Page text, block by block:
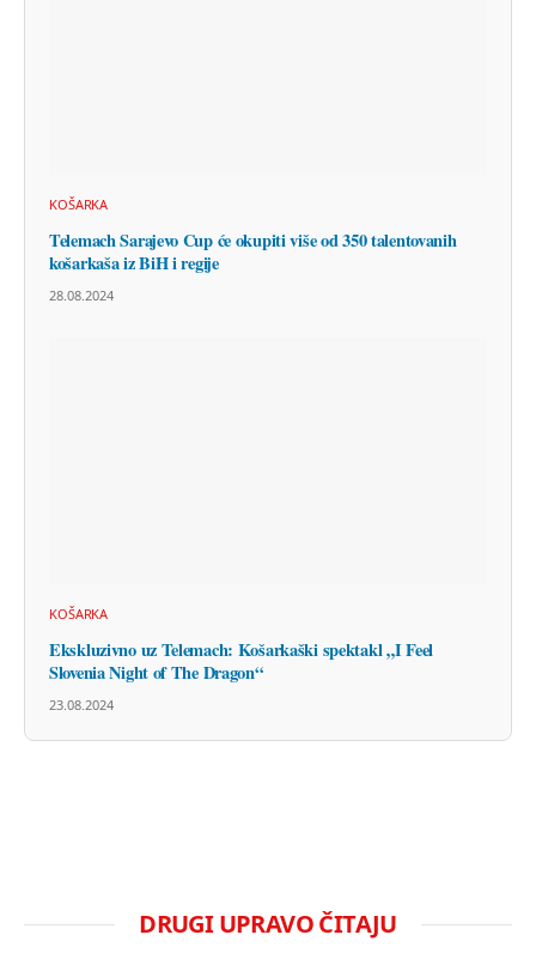
KOŠARKA
Telemach Sarajevo Cup će okupiti više od 350 talentovanih
košarkaša iz BiH i regije
28.08.2024
KOŠARKA
Ekskluzivno uz Telemach: Košarkaški spektakl „I Feel
Slovenia Night of The Dragon“
23.08.2024
DRUGI UPRAVO ČITAJU